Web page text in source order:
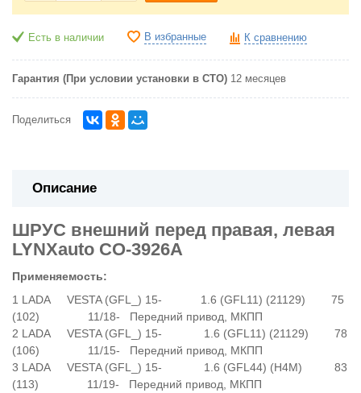
Есть в наличии В избранные К сравнению
Гарантия (При условии установки в СТО) 12 месяцев
Поделиться
Описание
ШРУС внешний перед правая, левая
LYNXauto CO-3926A
Применяемость:
LADA VESTA (GFL_) 15- 1.6 (GFL11) (21129) 75
(102) 11/18- Передний привод, МКПП
LADA VESTA (GFL_) 15- 1.6 (GFL11) (21129) 78
(106) 11/15- Передний привод, МКПП
LADA VESTA (GFL_) 15- 1.6 (GFL44) (H4M) 83
(113) 11/19- Передний привод, МКПП